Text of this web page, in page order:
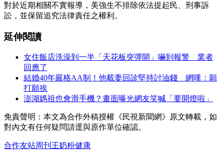
對於近期相關不實報導，美強生不排除依法提起民、刑事訴
訟，並保留追究法律責任之權利。
延伸閱讀
女住飯店洗澡到一半「天花板突彈開」嚇到報警 業者
回應了
結婚40年嚴格AA制！他載妻回診堅持討油錢 網嘆：願
打願挨
澎湖媽祖也會滑手機？畫面曝光網友笑喊「要開燈啦」
免責聲明：本文為合作外稿授權《民視新聞網》原文轉載，如
對內文有任何疑問請逕與原作單位確認。
合作友站周刊王奶粉健康